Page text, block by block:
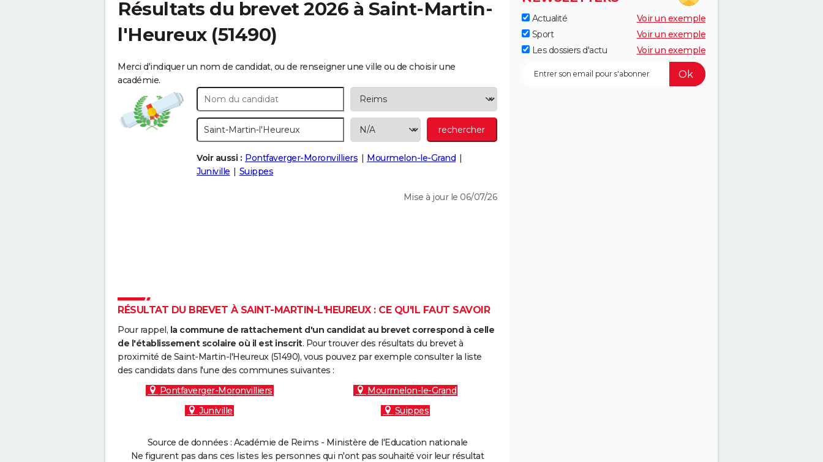
Résultats du brevet 2026 à Saint-Martin-
l'Heureux(51490)
Merci d'indiquer un nom de candidat, ou de renseigner une ville ou de choisir une
académie.
Voir aussi : Pontfaverger-Moronvilliers
Mourmelon-le-Grand
Juniville
Suippes
Mise à jour le 06/07/26
RÉSULTAT DU BREVET À SAINT-MARTIN-L'HEUREUX : CE QU'IL FAUT SAVOIR
Pour rappel, la commune de rattachement d'un candidat au brevet correspond à celle
de l'établissement scolaire où il est inscrit. Pour trouver des résultats du brevet à
proximité de Saint-Martin-l'Heureux (51490), vous pouvez par exemple consulter la liste
des candidats dans l'une des communes suivantes :
Pontfaverger-Moronvilliers
Mourmelon-le-Grand
Juniville
Suippes
Source de données : Académie de Reims - Ministère de l'Education nationale
Ne figurent pas dans ces listes les personnes qui n'ont pas souhaité voir leur résultat
Actualité
Voir un exemple
Sport
Voir un exemple
Les dossiers d'actu
Voir un exemple